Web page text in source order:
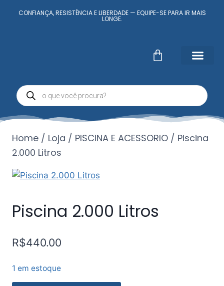
CONFIANÇA, RESISTÊNCIA E LIBERDADE — EQUIPE-SE PARA IR MAIS
LONGE.
Home / Loja / PISCINA E ACESSORIO / Piscina
2.000 Litros
Piscina 2.000 Litros
R$440.00
1 em estoque